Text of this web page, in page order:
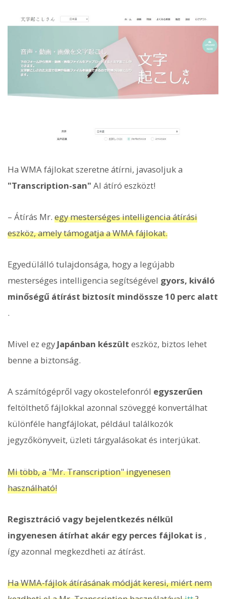
Ha WMA fájlokat szeretne átírni, javasoljuk a
"Transcription-san" AI átíró eszközt!
– Átírás Mr. egy mesterséges intelligencia átírási
eszköz, amely támogatja a WMA fájlokat.
Egyedülálló tulajdonsága, hogy a legújabb
mesterséges intelligencia segítségével gyors, kiváló
minőségű átírást biztosít mindössze 10 perc alatt
.
Mivel ez egy Japánban készült eszköz, biztos lehet
benne a biztonság.
A számítógépről vagy okostelefonról egyszerűen
feltölthető fájlokkal azonnal szöveggé konvertálhat
különféle hangfájlokat, például találkozók
jegyzőkönyveit, üzleti tárgyalásokat és interjúkat.
Mi több, a "Mr. Transcription" ingyenesen
használható!
Regisztráció vagy bejelentkezés nélkül
ingyenesen átírhat akár egy perces fájlokat is ,
így azonnal megkezdheti az átírást.
Ha WMA-fájlok átírásának módját keresi, miért nem